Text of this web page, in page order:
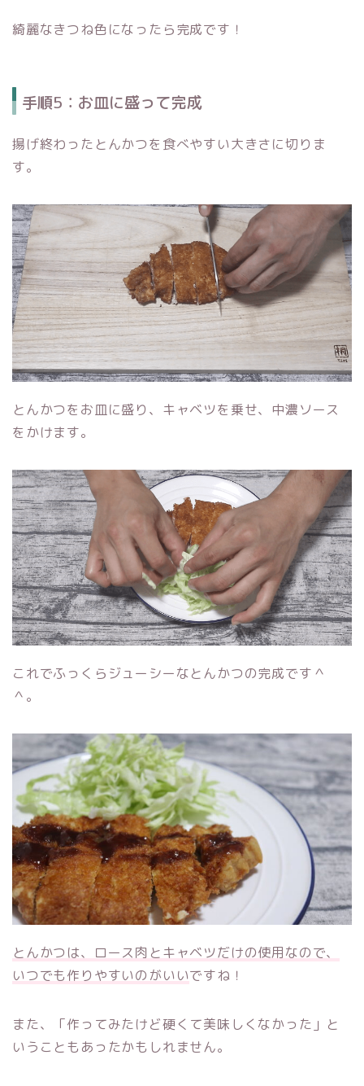
綺麗なきつね色になったら完成です！
手順5：お皿に盛って完成
揚げ終わったとんかつを食べやすい大きさに切りま
す。
とんかつをお皿に盛り、キャベツを乗せ、中濃ソース
をかけます。
これでふっくらジューシーなとんかつの完成です＾
＾。
とんかつは、ロース肉とキャベツだけの使用なので、
いつでも作りやすいのがいいですね！
また、「作ってみたけど硬くて美味しくなかった」と
いうこともあったかもしれません。